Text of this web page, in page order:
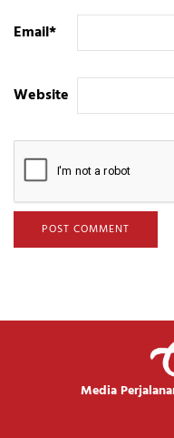
Email*
Website
Media